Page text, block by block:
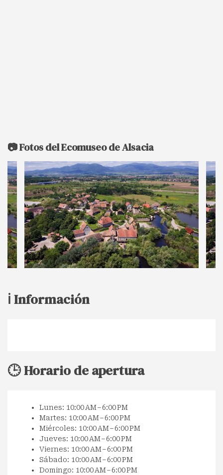
📷 Fotos del Ecomuseo de Alsacia
ℹ️ Información
🕒 Horario de apertura
Lunes: 10:00 AM – 6:00 PM
Martes: 10:00 AM – 6:00 PM
Miércoles: 10:00 AM – 6:00 PM
Jueves: 10:00 AM – 6:00 PM
Viernes: 10:00 AM – 6:00 PM
Sábado: 10:00 AM – 6:00 PM
Domingo: 10:00 AM – 6:00 PM